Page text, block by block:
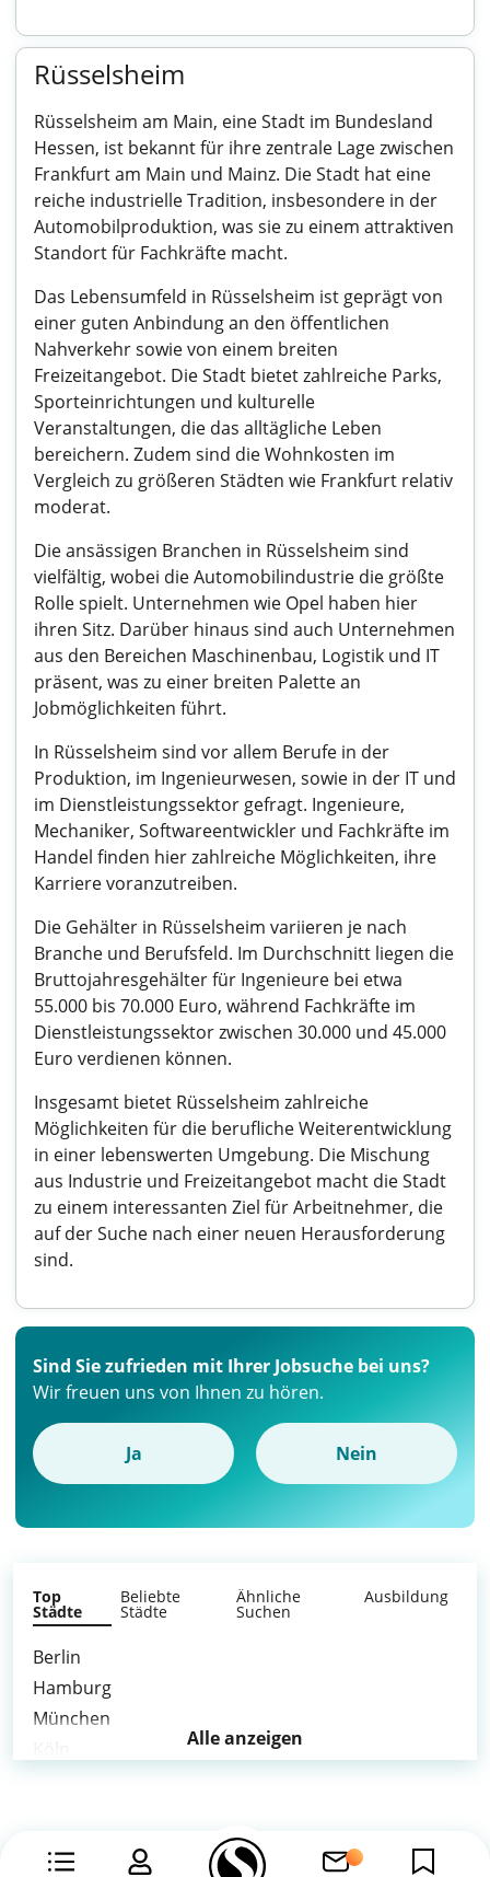
Rüsselsheim
Rüsselsheim am Main, eine Stadt im Bundesland
Hessen, ist bekannt für ihre zentrale Lage zwischen
Frankfurt am Main und Mainz. Die Stadt hat eine
reiche industrielle Tradition, insbesondere in der
Automobilproduktion, was sie zu einem attraktiven
Standort für Fachkräfte macht.
Das Lebensumfeld in Rüsselsheim ist geprägt von
einer guten Anbindung an den öffentlichen
Nahverkehr sowie von einem breiten
Freizeitangebot. Die Stadt bietet zahlreiche Parks,
Sporteinrichtungen und kulturelle
Veranstaltungen, die das alltägliche Leben
bereichern. Zudem sind die Wohnkosten im
Vergleich zu größeren Städten wie Frankfurt relativ
moderat.
Die ansässigen Branchen in Rüsselsheim sind
vielfältig, wobei die Automobilindustrie die größte
Rolle spielt. Unternehmen wie Opel haben hier
ihren Sitz. Darüber hinaus sind auch Unternehmen
aus den Bereichen Maschinenbau, Logistik und IT
präsent, was zu einer breiten Palette an
Jobmöglichkeiten führt.
In Rüsselsheim sind vor allem Berufe in der
Produktion, im Ingenieurwesen, sowie in der IT und
im Dienstleistungssektor gefragt. Ingenieure,
Mechaniker, Softwareentwickler und Fachkräfte im
Handel finden hier zahlreiche Möglichkeiten, ihre
Karriere voranzutreiben.
Die Gehälter in Rüsselsheim variieren je nach
Branche und Berufsfeld. Im Durchschnitt liegen die
Bruttojahresgehälter für Ingenieure bei etwa
55.000 bis 70.000 Euro, während Fachkräfte im
Dienstleistungssektor zwischen 30.000 und 45.000
Euro verdienen können.
Insgesamt bietet Rüsselsheim zahlreiche
Möglichkeiten für die berufliche Weiterentwicklung
in einer lebenswerten Umgebung. Die Mischung
aus Industrie und Freizeitangebot macht die Stadt
zu einem interessanten Ziel für Arbeitnehmer, die
auf der Suche nach einer neuen Herausforderung
sind.
Sind Sie zufrieden mit Ihrer Jobsuche bei uns?
Wir freuen uns von Ihnen zu hören.
Ja Nein
Top
Städte
Beliebte
Städte
Ähnliche
Suchen
Ausbildung
Berlin
Hamburg
München
Dortmund
Alle anzeigen